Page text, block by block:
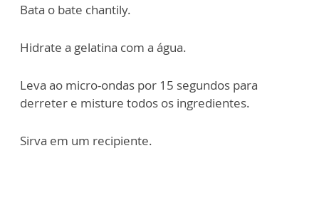
Bata o bate chantily.
Hidrate a gelatina com a água.
Leva ao micro-ondas por 15 segundos para
derreter e misture todos os ingredientes.
Sirva em um recipiente.